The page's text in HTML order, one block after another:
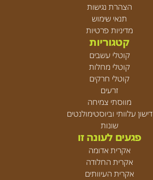
הצהרת נגישות
תנאי שימוש
מדיניות פרטיות
קטגוריות
קוטלי עשבים
קוטלי מחלות
קוטלי חרקים
זרעים
מווסתי צמיחה
דישון עלוותי וביוסטימולנטים
שונות
פגעים לעונה זו
אקרית אדומה
אקרית החלודה
אקרית העיוותים